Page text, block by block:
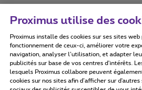
Conditions d'utilisation
Proximus utilise des
Proximus installe des cookies sur ses sites
fonctionnement de ceux-ci, améliorer votre
navigation, analyser l’utilisation, et adapter
publicités sur base de vos centres d’intérêts.
lesquels Proximus collabore peuvent
cookies sur nos sites afin d’afficher sur